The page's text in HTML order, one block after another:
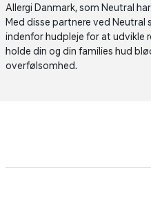
Allergi Danmark, som Neutral
Med disse partnere ved Neutral
indenfor hudpleje for at udvikle
holde din og din families hud
overfølsomhed.